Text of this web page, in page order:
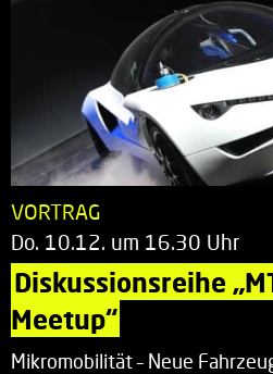
VORTRAG
Do. 10.12. um 16.30 Uhr
Diskussionsreihe
Meetup“
Mikromobilität – Neue